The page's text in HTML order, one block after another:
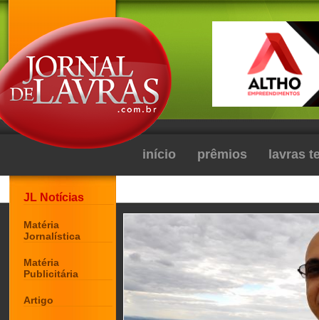
início prêmios lavras
JL Notícias
Matéria
Jornalística
Matéria
Publicitária
Artigo